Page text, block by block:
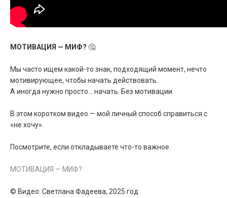
МОТИВАЦИЯ — МИФ? 🤔
Мы часто ищем какой-то знак, подходящий момент, нечто
мотивирующее, чтобы начать действовать.
А иногда нужно просто… начать. Без мотивации.
В этом коротком видео — мой личный способ справиться с
«не хочу».
Посмотрите, если откладываете что-то важное.
МОТИВАЦИЯ — МИФ?
© Видео: Светлана Фадеева, 2025 год